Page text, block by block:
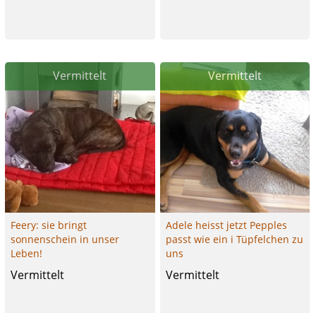
Vermittelt
Feery: sie bringt
sonnenschein in unser
Leben!
Vermittelt
Vermittelt
Adele heisst jetzt Pepples
passt wie ein i Tüpfelchen zu
uns
Vermittelt